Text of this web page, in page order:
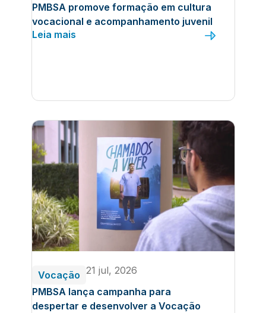
PMBSA promove formação em cultura
vocacional e acompanhamento juvenil
Leia mais
Vocação 21 jul, 2026
PMBSA lança campanha para
despertar e desenvolver a Vocação